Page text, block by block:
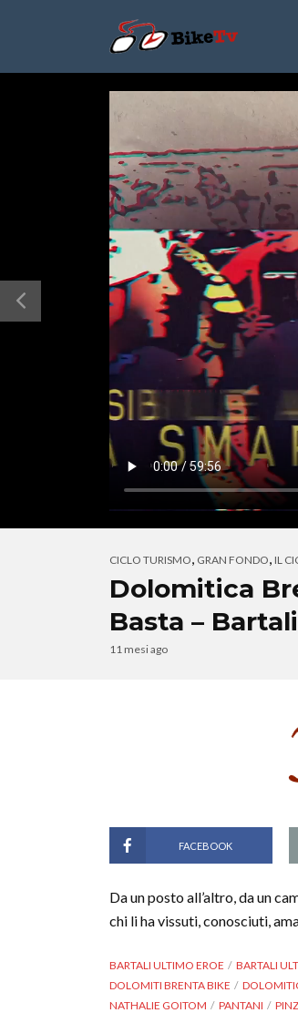
CICLO TURISMO, GRAN FONDO, IL
Dolomitica
Basta –
11 mesi ago
FACEBOOK
Da un posto all’altro, da un
chi li ha vissuti, conosciuti,
BARTALI ULTIMO EROE BARTALI
DOLOMITI BRENTA BIKE
NATHALIE GOITOM
PANTANI